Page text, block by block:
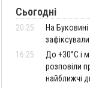
Сьогодні
20:25
На
16:25
До +30°C і
розповіли
найближчі